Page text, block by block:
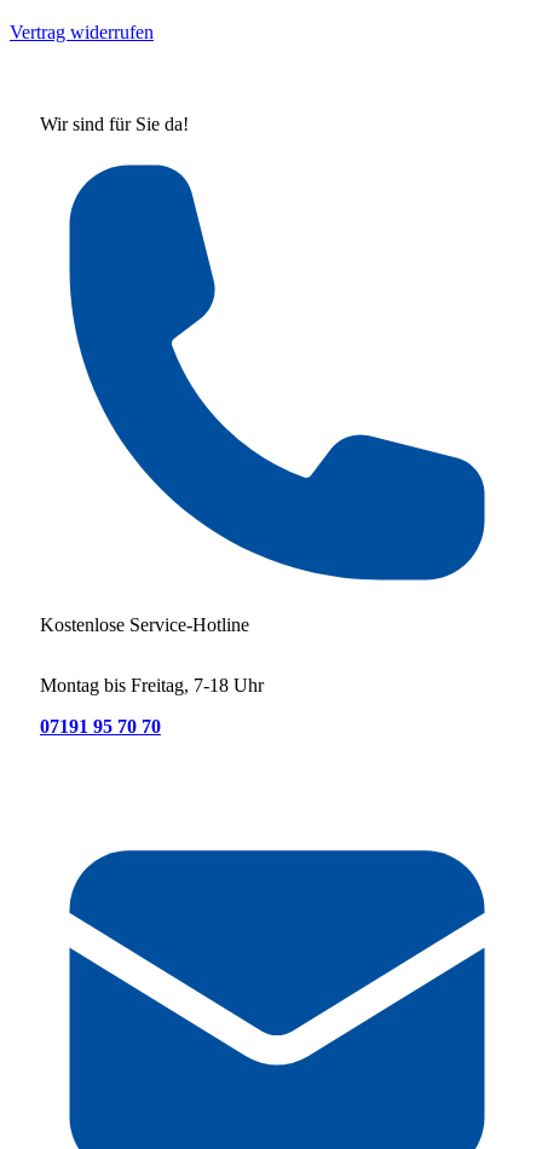
Vertrag widerrufen
Wir sind für Sie da!
Kostenlose Service-Hotline
Montag bis Freitag, 7-18 Uhr
07191 95 70 70